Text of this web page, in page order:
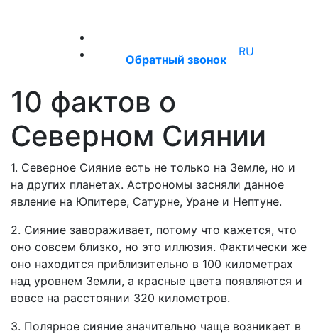
Обратный звонок
RU
10 фактов о
Северном Сиянии
1. Северное Сияние есть не только на Земле, но и
на других планетах. Астрономы засняли данное
явление на Юпитере, Сатурне, Уране и Нептуне.
2. Сияние завораживает, потому что кажется, что
оно совсем близко, но это иллюзия. Фактически же
оно находится приблизительно в 100 километрах
над уровнем Земли, а красные цвета появляются и
вовсе на расстоянии 320 километров.
3. Полярное сияние значительно чаще возникает в